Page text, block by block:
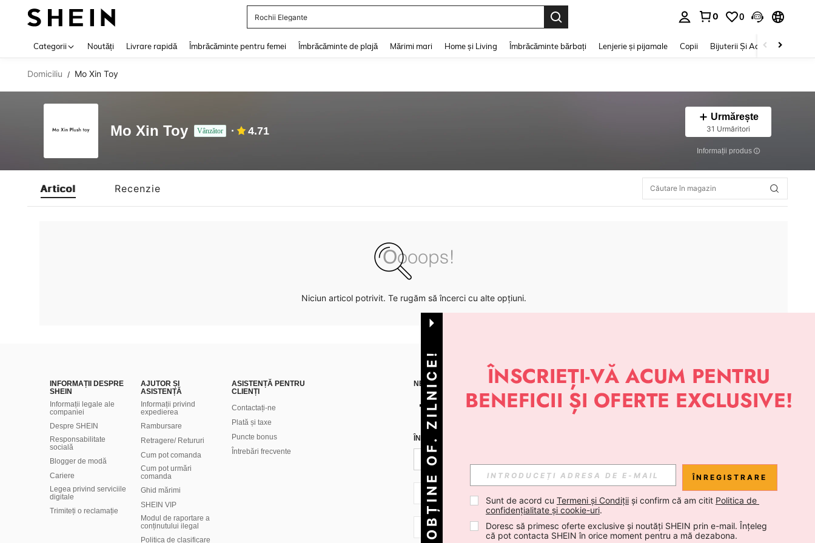
Rochii Elegante
0 0
Categorii Noutăți Livrare rapidă Îmbrăcăminte pentru femei Îmbrăcăminte de plajă Mărimi mari Home și Living Îmbrăcăminte bărbați Lenjerie și pijamale Copii Bijuterii Și Accesorii
Domiciliu / Mo Xin Toy
Mo Xin Toy Vânzător 4.71
Urmărește
31 Urmăritori
Informații produs
Articol Recenzie
Niciun articol potrivit. Te rugăm să încerci cu alte opțiuni.
INFORMAȚII DESPRE
SHEIN
Informații legale ale
companiei
Despre SHEIN
Responsabilitate
socială
Blogger de modă
Cariere
Legea privind serviciile
digitale
Trimiteți o reclamație
AJUTOR ȘI
ASISTENȚĂ
Informații privind
expedierea
Rambursare
Retragere/ Retururi
Cum pot comanda
Cum pot urmări
comanda
Ghid mărimi
SHEIN VIP
Modul de raportare a
conținutului ilegal
Politica de clasificare
ASISTENȚĂ PENTRU
CLIENȚI
Contactați-ne
Plată și taxe
Puncte bonus
Întrebări frecvente
NE GĂSEȘTI PE APLICAȚIE
ÎNREGISTREAZĂ-TE PENTRU A PRIMI NOUTĂȚI DESPRE STIL DE LA SHEIN
RO + 40 Abonare
RO + 40 Abonare
OBȚINE OF. ZILNICE! ÎNREGISTRARE
Sunt de acord cu Termeni și Condiții și confirm că am citit Politica de
confidențialitate și cookie-uri.
Doresc să primesc oferte exclusive și noutăți SHEIN prin e-mail. Înțeleg
că pot contacta SHEIN în orice moment pentru a mă dezabona.